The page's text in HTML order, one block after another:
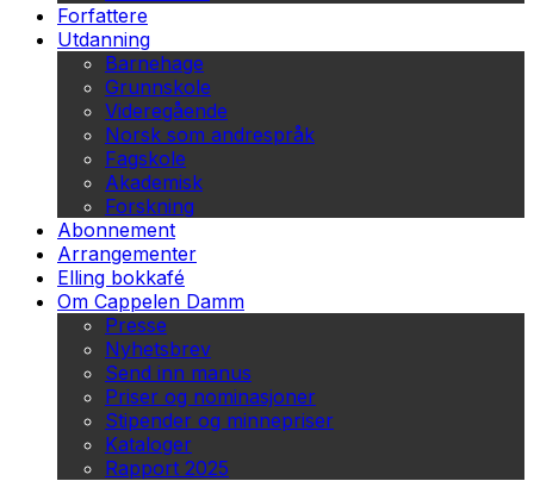
Forfattere
Utdanning
Barnehage
Grunnskole
Videregående
Norsk som andrespråk
Fagskole
Akademisk
Forskning
Abonnement
Arrangementer
Elling bokkafé
Om Cappelen Damm
Presse
Nyhetsbrev
Send inn manus
Priser og nominasjoner
Stipender og minnepriser
Kataloger
Rapport 2025